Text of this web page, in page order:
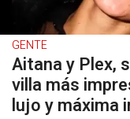
GENTE
Aitana y Plex,
villa más
lujo y máxima